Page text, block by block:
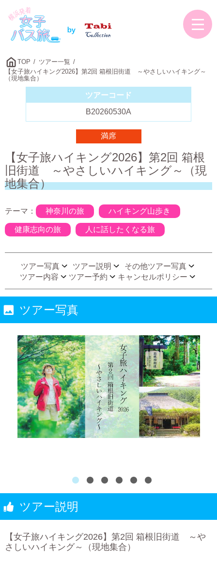
TOP
ツアー一覧
【女子旅ハイキング2026】第2回 箱根旧街道 ～やさしいハイキング～
（現地集合）
ツアーコード
B20260530A
満席
【女子旅ハイキング2026】第2回 箱根
旧街道 ～やさしいハイキング～（現
地集合）
テーマ： 神奈川の旅 ハイキング山歩き
健康志向の旅 人に話したくなる旅
ツアー写真 ツアー説明
その他ツアー写真
ツアー内容
ツアー予約 キャンセルポリシー
ツアー写真
ツアー説明
【女子旅ハイキング2026】第2回 箱根旧街道 ～や
さしいハイキング～（現地集合）